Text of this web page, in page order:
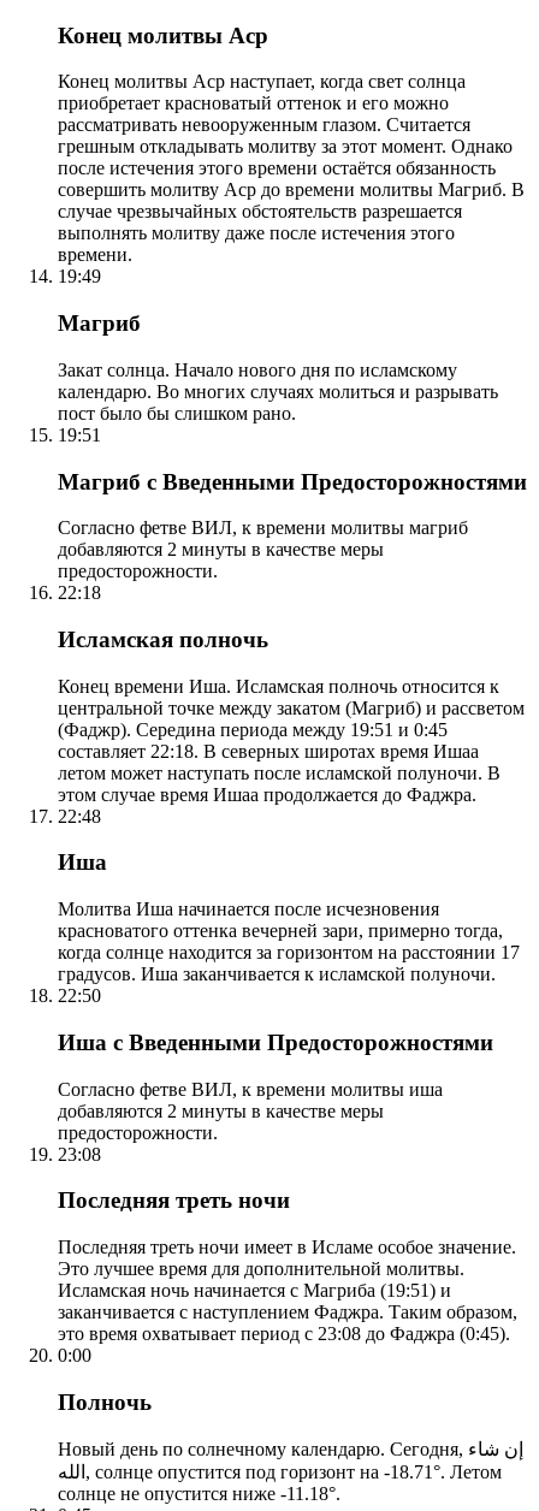
Конец молитвы Аср
Конец молитвы Аср наступает, когда свет солнца
приобретает красноватый оттенок и его можно
рассматривать невооруженным глазом. Считается
грешным откладывать молитву за этот момент. Однако
после истечения этого времени остаётся обязанность
совершить молитву Аср до времени молитвы Магриб. В
случае чрезвычайных обстоятельств разрешается
выполнять молитву даже после истечения этого
времени.
19:49
Магриб
Закат солнца. Начало нового дня по исламскому
календарю. Во многих случаях молиться и разрывать
пост было бы слишком рано.
19:51
Магриб с Введенными Предосторожностями
Согласно фетве ВИЛ, к времени молитвы магриб
добавляются 2 минуты в качестве меры
предосторожности.
22:18
Исламская полночь
Конец времени Иша. Исламская полночь относится к
центральной точке между закатом (Магриб) и рассветом
(Фаджр). Середина периода между 19:51 и 0:45
составляет 22:18. В северных широтах время Ишаа
летом может наступать после исламской полуночи. В
этом случае время Ишаа продолжается до Фаджра.
22:48
Иша
Молитва Иша начинается после исчезновения
красноватого оттенка вечерней зари, примерно тогда,
когда солнце находится за горизонтом на расстоянии 17
градусов. Иша заканчивается к исламской полуночи.
22:50
Иша с Введенными Предосторожностями
Согласно фетве ВИЛ, к времени молитвы иша
добавляются 2 минуты в качестве меры
предосторожности.
23:08
Последняя треть ночи
Последняя треть ночи имеет в Исламе особое значение.
Это лучшее время для дополнительной молитвы.
Исламская ночь начинается с Магриба (19:51) и
заканчивается с наступлением Фаджра. Таким образом,
это время охватывает период с 23:08 до Фаджра (0:45).
0:00
Полночь
Новый день по солнечному календарю. Сегодня, إن شاء
الله, солнце опустится под горизонт на -18.71°. Летом
солнце не опустится ниже -11.18°.